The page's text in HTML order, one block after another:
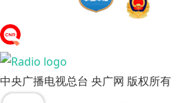
中央广播电视总台 央广网 版权所有